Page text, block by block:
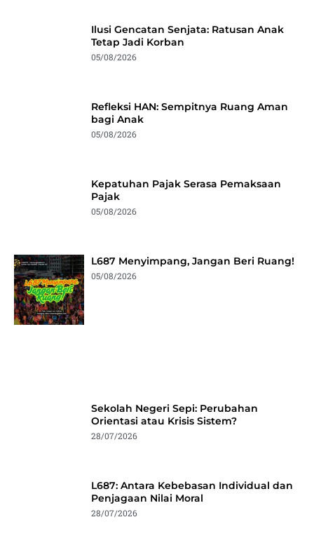
Ilusi Gencatan Senjata: Ratusan Anak
Tetap Jadi Korban
05/08/2026
Refleksi HAN: Sempitnya Ruang Aman
bagi Anak
05/08/2026
Kepatuhan Pajak Serasa Pemaksaan
Pajak
05/08/2026
L687 Menyimpang, Jangan Beri Ruang!
05/08/2026
Sekolah Negeri Sepi: Perubahan
Orientasi atau Krisis Sistem?
28/07/2026
L687: Antara Kebebasan Individual dan
Penjagaan Nilai Moral
28/07/2026